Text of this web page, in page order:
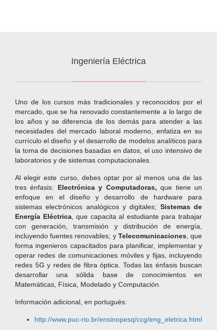
Ingeniería Eléctrica
Uno de los cursos más tradicionales y reconocidos por el
mercado, que se ha renovado constantemente a lo largo de
los años y se diferencia de los demás para atender a las
necesidades del mercado laboral moderno, enfatiza en su
currículo el diseño y el desarrollo de modelos analíticos para
la toma de decisiones basadas en datos, el uso intensivo de
laboratorios y de sistemas computacionales.
Al elegir este curso, debes optar por al menos una de las
tres énfasis: Electrónica y Computadoras, que tiene un
enfoque en el diseño y desarrollo de hardware para
sistemas electrónicos analógicos y digitales; Sistemas de
Energía Eléctrica, que capacita al estudiante para trabajar
con generación, transmisión y distribución de energía,
incluyendo fuentes renovables; y Telecomunicaciones , que
forma ingenieros capacitados para planificar, implementar y
operar redes de comunicaciones móviles y fijas, incluyendo
redes 5G y redes de fibra óptica. Todas las énfasis buscan
desarrollar una sólida base de conocimientos en
Matemáticas, Física, Modelado y Computación.
Información adicional, en portugués:
http://www.puc-rio.br/ensinopesq/ccg/eng_eletrica.html